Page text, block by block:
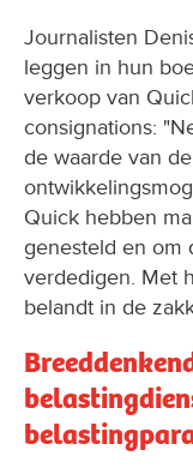
Journalisten
leggen in hun
verkoop van
consignations:
de waarde van
Quick hebben
genesteld en om
verdedigen. Met
belandt in de